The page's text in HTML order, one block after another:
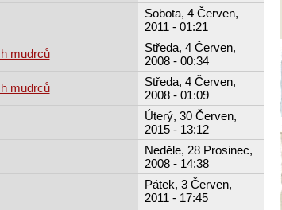
Sobota, 4 Červen,
2011 - 01:21
mudrců
Středa, 4 Červen,
2008 - 00:34
mudrců
Středa, 4 Červen,
2008 - 01:09
Úterý, 30 Červen,
2015 - 13:12
Neděle, 28 Prosinec,
2008 - 14:38
Pátek, 3 Červen,
2011 - 17:45